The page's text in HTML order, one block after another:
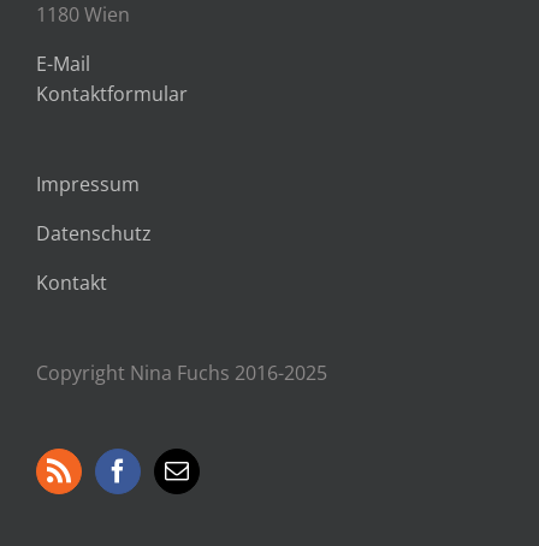
1180 Wien
E-Mail
Kontaktformular
Impressum
Datenschutz
Kontakt
Copyright Nina Fuchs 2016-2025